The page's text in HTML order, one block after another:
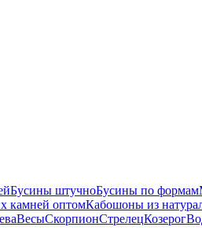
Бусины штучноБусины по формам
камней оптомКабошоны из
ВесыСкорпионСтрелецКозерог